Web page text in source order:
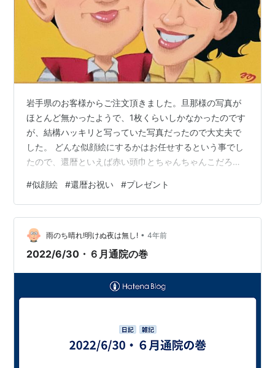
岩手県のお客様からご注文頂きました。旦那様の写真が
ほとんど無かったようで、1枚くらいしかなかったのです
が、結構ハッキリと写っていた写真だったので大丈夫で
した。 どんな似顔絵にするかはお任せするという事でし
たので、還暦といえば赤い頭巾とちゃんちゃんこだろう
と仲の良い様子を描かせて頂きました。 お客様からはと
ても素敵な色紙になっていて満足しているとのご連絡を
いただけたので良かったです。 この似顔絵が良き還暦祝
いになる事を願っております。 ・お客様の写真から名刺
やSNSのアイコン、記念日のプレゼントなど使える似顔
#似顔絵 #還暦お祝い #プレゼント
雨のち晴れ!明けぬ夜は無し! • 4年前
2022/6/30・６月通院の巻